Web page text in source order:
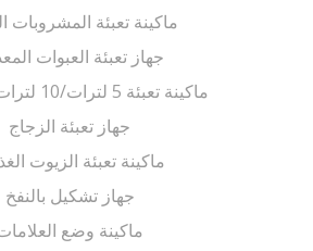
ماكينة تعبئة المشروبات الغازية
جهاز تعبئة العبوات المعدنية
ماكينة تعبئة 5 لترات/10 لترات/5 جالون
جهاز تعبئة الزجاج
ماكينة تعبئة الزيوت الغذائية
جهاز تشكيل بالنفخ
ماكينة وضع العلامات